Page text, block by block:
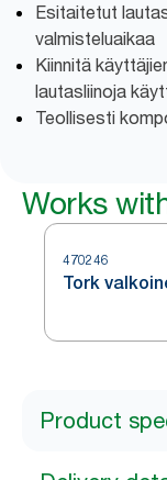
Esitaitetut
valmisteluaikaa
Kiinnitä
lautasliinoja
Teollisesti
Works
470246
Tork
Product